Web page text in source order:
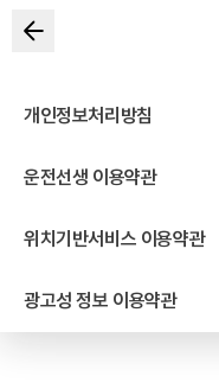
개인정보처리방침
운전선생 이용약관
위치기반서비스 이용약관
광고성 정보 이용약관